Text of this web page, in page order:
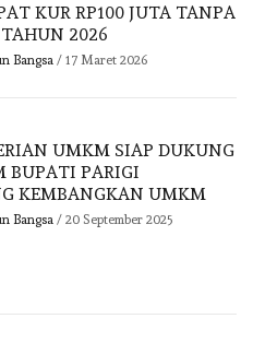
KUR RP100 JUTA TANPA
2026
Bangsa / 17 Maret 2026
UMKM SIAP DUKUNG
BUPATI PARIGI
KEMBANGKAN UMKM
Bangsa / 20 September 2025